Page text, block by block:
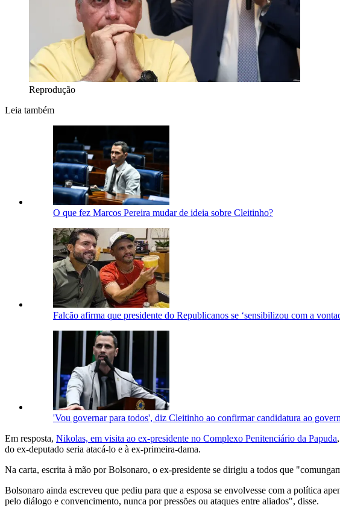
Reprodução
Leia também
O que fez Marcos Pereira mudar de ideia sobre Cleitinho?
Falcão afirma que presidente do Republicanos se ‘sensibilizou com a
'Vou governar para todos', diz Cleitinho ao confirmar candidatura ao
Em resposta, Nikolas, em visita ao ex-presidente no Complexo Penitenciário da Papuda
do ex-deputado seria atacá-lo e à ex-primeira-dama.
Na carta, escrita à mão por Bolsonaro, o ex-presidente se dirigiu a todos que
Bolsonaro ainda escreveu que pediu para que a esposa se envolvesse com a política
pelo diálogo e convencimento, nunca por pressões ou ataques entre aliados", disse.